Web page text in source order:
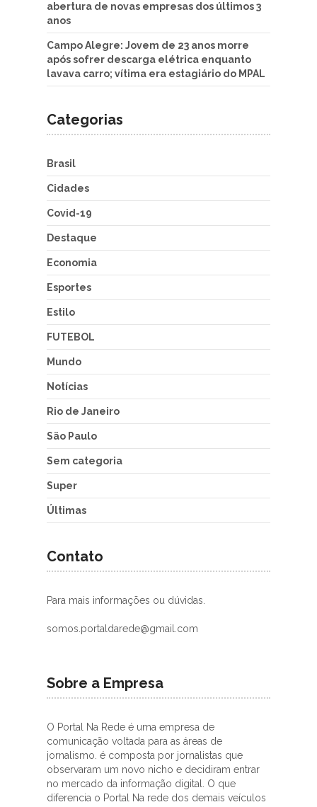
abertura de novas empresas dos últimos 3
anos
Campo Alegre: Jovem de 23 anos morre
após sofrer descarga elétrica enquanto
lavava carro; vítima era estagiário do MPAL
Categorias
Brasil
Cidades
Covid-19
Destaque
Economia
Esportes
Estilo
FUTEBOL
Mundo
Notícias
Rio de Janeiro
São Paulo
Sem categoria
Super
Últimas
Contato
Para mais informações ou dúvidas.
somos.portaldarede@gmail.com
Sobre a Empresa
O Portal Na Rede é uma empresa de
comunicação voltada para as áreas de
jornalismo. é composta por jornalistas que
observaram um novo nicho e decidiram entrar
no mercado da informação digital. O que
diferencia o Portal Na rede dos demais veículos